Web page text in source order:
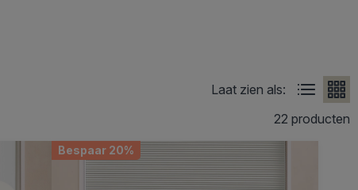
Laat zien als:
22 producten
Bespaar 20%